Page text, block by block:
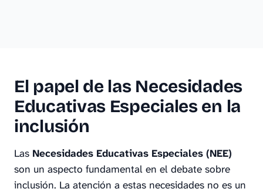
El papel de las Necesidades
Educativas Especiales en la
inclusión
Las Necesidades Educativas Especiales (NEE)
son un aspecto fundamental en el debate sobre
inclusión. La atención a estas necesidades no es un